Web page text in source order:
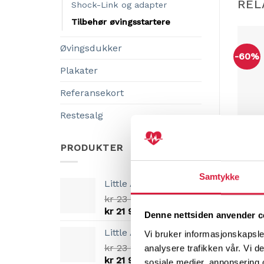
Samtykke
Denne nettsiden anvender
Vi bruker
analysere trafikken vår. Vi
Shock-Link og adapter
Tilbehør øvingsstartere
Øvingsdukker
Plakater
Referansekort
Restesalg
PRODUKTER
Little Anne - mørk
kr23 999,00
Opprinnelig
var:
kr 23
999,00.
kr21 999,00Nåværende
er:
kr 21
999,00.
Little Anne - lys
kr23 999,00
Opprinnelig
kr21 999,00Nåværende
-60%